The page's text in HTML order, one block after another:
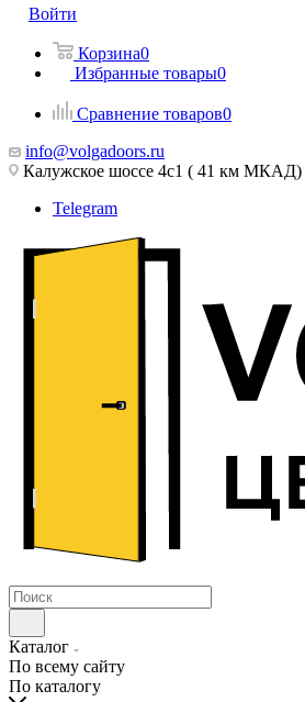
Войти
Корзина0
Избранные товары0
Сравнение товаров0
info@volgadoors.ru
Калужское шоссе 4с1 ( 41 км МКАД)
Telegram
Каталог
По всему сайту
По каталогу